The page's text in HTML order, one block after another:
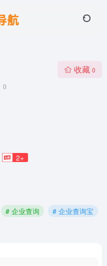
0
收藏 0
2+
# 企业查询
# 企业查询宝